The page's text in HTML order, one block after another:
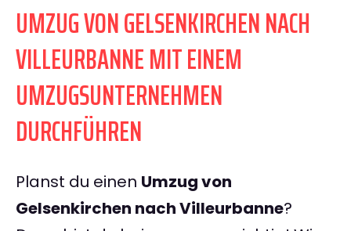
UMZUG VON GELSENKIRCHEN NACH
VILLEURBANNE MIT EINEM
UMZUGSUNTERNEHMEN
DURCHFÜHREN
Planst du einen Umzug von
Gelsenkirchen nach Villeurbanne?